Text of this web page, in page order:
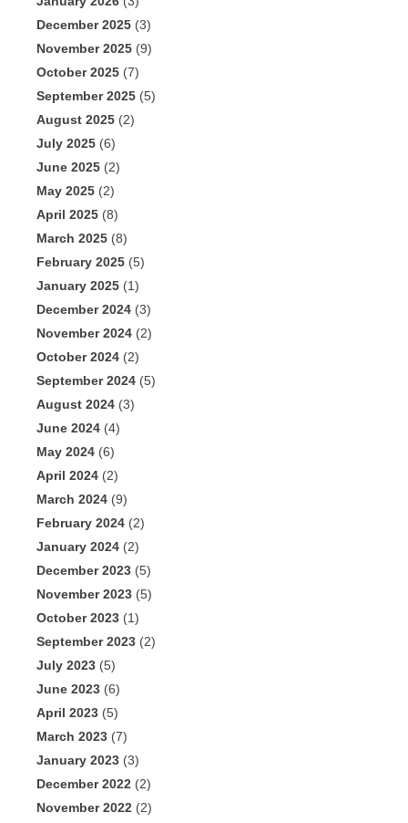
December 2025 (3)
November 2025 (9)
October 2025 (7)
September 2025 (5)
August 2025 (2)
July 2025 (6)
June 2025 (2)
May 2025 (2)
April 2025 (8)
March 2025 (8)
February 2025 (5)
January 2025 (1)
December 2024 (3)
November 2024 (2)
October 2024 (2)
September 2024 (5)
August 2024 (3)
June 2024 (4)
May 2024 (6)
April 2024 (2)
March 2024 (9)
February 2024 (2)
January 2024 (2)
December 2023 (5)
November 2023 (5)
October 2023 (1)
September 2023 (2)
July 2023 (5)
June 2023 (6)
April 2023 (5)
March 2023 (7)
January 2023 (3)
December 2022 (2)
November 2022 (2)